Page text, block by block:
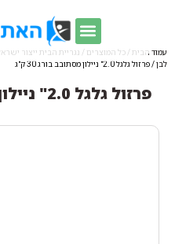
עמוד הבית / כל המוצרים / נגריית הבית ייצור
לבן/ פרזול גלגל 2.0" ניילון מסתובב בורג 30 ק"ג
פרזול גלגל 2.0" ניילון מסתובב בורג 30 ק"ג